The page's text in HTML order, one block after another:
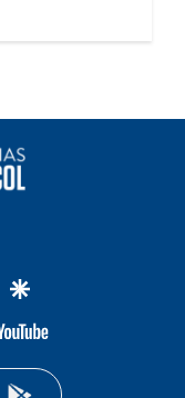
whatsapp
google
youtube-